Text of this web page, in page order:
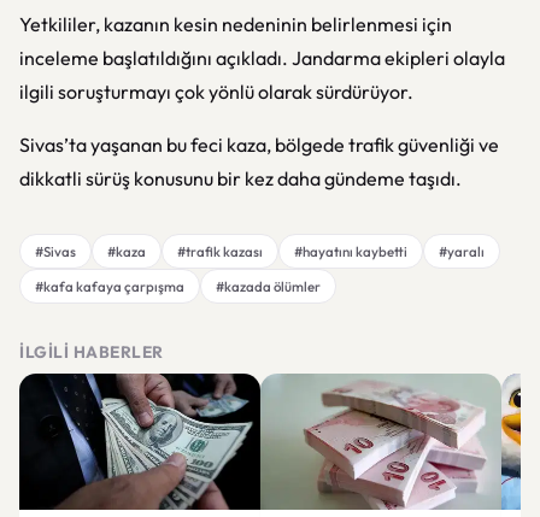
Yetkililer, kazanın kesin nedeninin belirlenmesi için
inceleme başlatıldığını açıkladı. Jandarma ekipleri olayla
ilgili soruşturmayı çok yönlü olarak sürdürüyor.
Sivas’ta yaşanan bu feci kaza, bölgede trafik güvenliği ve
dikkatli sürüş konusunu bir kez daha gündeme taşıdı.
#Sivas #kaza #trafik kazası #hayatını kaybetti
#yaralı
#kafa kafaya çarpışma
#kazada ölümler
İLGILI HABERLER